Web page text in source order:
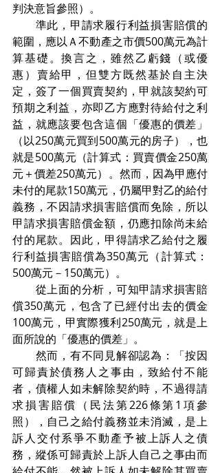
判決意旨參照）。
準此，甲請求履行利益損害賠償的
範圍，應以Ａ不動產之市價500萬元為計
算基礎。換言之，雖然乙虧錢（或優
惠）賣給甲，但雙方既然基於自主決
定，簽了一個買賣契約，甲就該契約可
預期之利益，亦即乙方應對待給付之利
益，就應該要包含這個「優惠的價差」
（以250萬元買到500萬元的房子），也
就是500萬元（計算式：買賣價金250萬
元＋價差250萬元）。然而，因為甲應付
未付的尾款150萬元，仍屬甲對乙的給付
義務，不因請求損害賠償而免除，所以
甲請求損害賠償金額，仍應扣除尚未給
付的尾款。因此，甲得請求乙給付之履
行利益損害賠償為350萬元（計算式：
500萬元－150萬元）。
從上面的分析，可知甲請求損害賠
償350萬元，包含了已經付出去的價金
100萬元，甲實際獲利250萬元，就是上
面所說的「優惠的價差」。
然而，有不同見解卻認為：「按因
可歸責於債務人之事由，致給付不能
者，債權人如未解除契約時，不過得請
求損害賠償（民法第226條第1項參
照），自己之給付義務並未消滅，是上
訴人交付系爭不動產予被上訴人之債
務，縱係可歸責於上訴人自己之事由而